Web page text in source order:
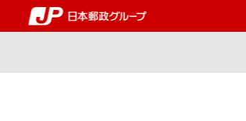
郵便局・日本郵政グルー